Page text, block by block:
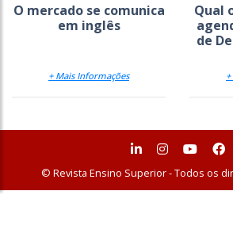
O mercado se comunica
em inglês
+ Mais Informações
Qual
de
© Revista Ensino Superior - Todos os